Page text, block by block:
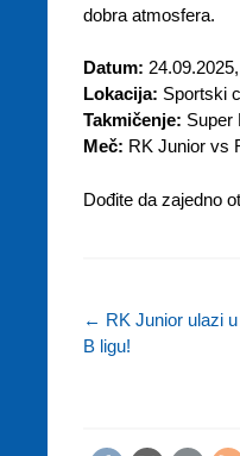
dobra atmosfera.
Datum:
Lokacija: Sportski
Takmičenje: Super
Meč: RK Junior vs
Dođite da zajedno
Post
← RK Junior ulazi
B ligu!